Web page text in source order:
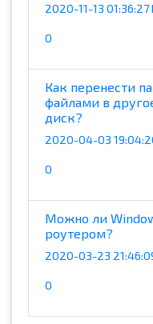
2020-11-13 01:36:27
0
Как перенести
файлами в
диск?
2020-04-03
0
Можно ли
роутером?
2020-03-23
0